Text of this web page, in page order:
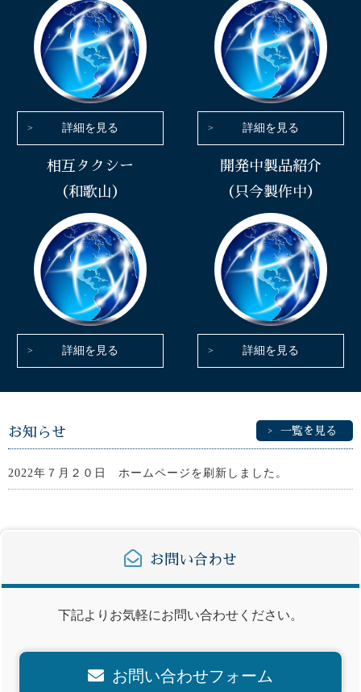
詳細を見る 詳細を見る
相互タクシー
（和歌山）
詳細を見る
開発中製品紹介
（只今製作中）
詳細を見る
お知らせ 一覧を見る
2022年７月２０日 ホームページを刷新しました。
お問い合わせ
下記よりお気軽にお問い合わせください。
お問い合わせフォーム